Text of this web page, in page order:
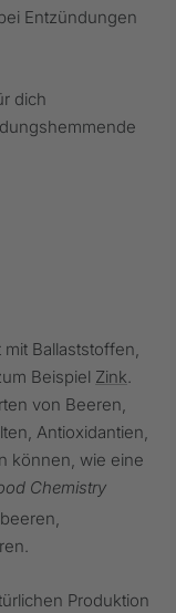
Entzündungen
dich
Ballaststoffen,
Beispiel Zink.
von Beeren,
Antioxidantien,
können, wie eine
Chemistry
Produktion